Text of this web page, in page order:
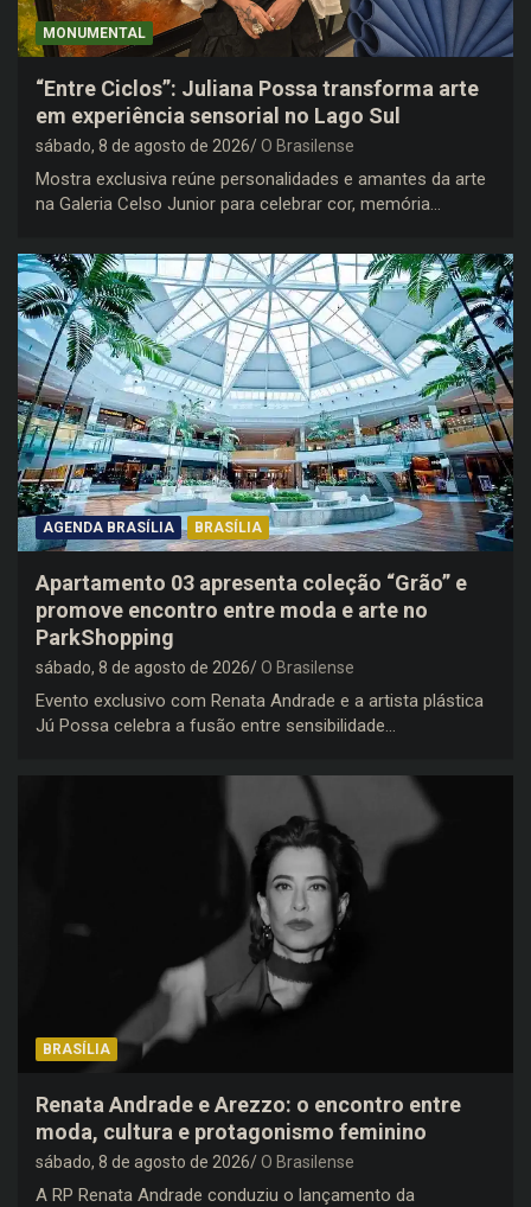
MONUMENTAL
“Entre Ciclos”: Juliana Possa transforma arte
em experiência sensorial no Lago Sul
sábado, 8 de agosto de 2026 O Brasilense
Mostra exclusiva reúne personalidades e amantes da arte
na Galeria Celso Junior para celebrar cor, memória…
AGENDA BRASÍLIA BRASÍLIA
Apartamento 03 apresenta coleção “Grão” e
promove encontro entre moda e arte no
ParkShopping
sábado, 8 de agosto de 2026 O Brasilense
Evento exclusivo com Renata Andrade e a artista plástica
Jú Possa celebra a fusão entre sensibilidade…
BRASÍLIA
Renata Andrade e Arezzo: o encontro entre
moda, cultura e protagonismo feminino
sábado, 8 de agosto de 2026 O Brasilense
A RP Renata Andrade conduziu o lançamento da